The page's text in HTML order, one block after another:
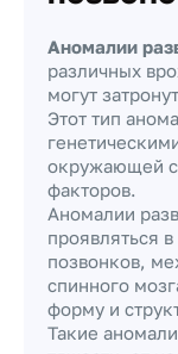
Аномалии
различных
могут
Этот тип
окружающей
факторов.
Аномалии
проявляться
позвонков,
спинного
форму и
Такие